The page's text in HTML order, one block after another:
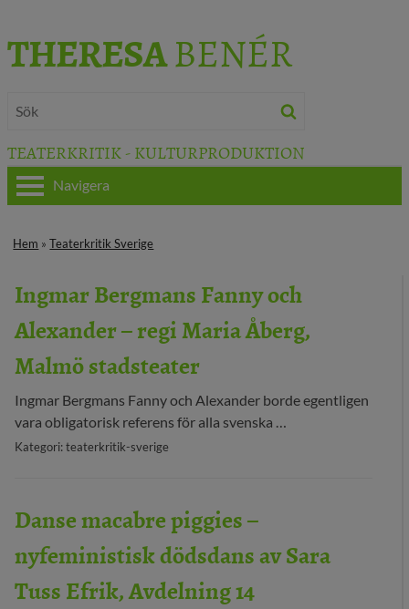
THERESABENÉR
TEATERKRITIK - KULTURPRODUKTION
TEATERKRITIK
KULTURJOURNALISTIK
BÖCKER & FILM
29 MEDIA
KONTAKT
Navigera
Hem »Teaterkritik Sverige
Ingmar Bergmans Fanny och
Alexander – regi Maria Åberg,
Malmö stadsteater
Ingmar Bergmans Fanny och Alexander borde egentligen
vara obligatorisk referens för alla svenska …
Kategori: teaterkritik-sverige
Danse macabre piggies –
nyfeministisk dödsdans av Sara
Tuss Efrik, Avdelning 14